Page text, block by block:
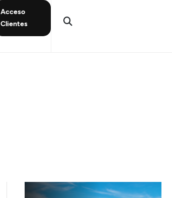
Acceso
Clientes